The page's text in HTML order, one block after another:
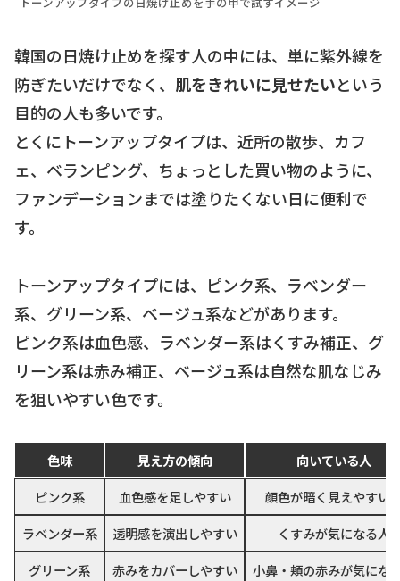
韓国の日焼け止めを探す人の中には、単に紫外線を
防ぎたいだけでなく、 肌をきれいに見せたいという
目的の人も多いです。
とくにトーンアップタイプは、近所の散歩、カフ
ェ、ベランピング、ちょっとした買い物のように、
ファンデーションまでは塗りたくない日に便利で
す。
トーンアップタイプには、ピンク系、ラベンダー
系、グリーン系、ベージュ系などがあります。
ピンク系は血色感、ラベンダー系はくすみ補正、グ
リーン系は赤み補正、ベージュ系は自然な肌なじみ
を狙いやすい色です。
色味 見え方の傾向
向いている人
ピンク系
血色感を足しやすい
顔色が暗く見えやすい
ラベンダー系
透明感を演出しやすい
くすみが気になる人
グリーン系
赤みをカバーしやすい
小鼻・頬の赤みが気にな